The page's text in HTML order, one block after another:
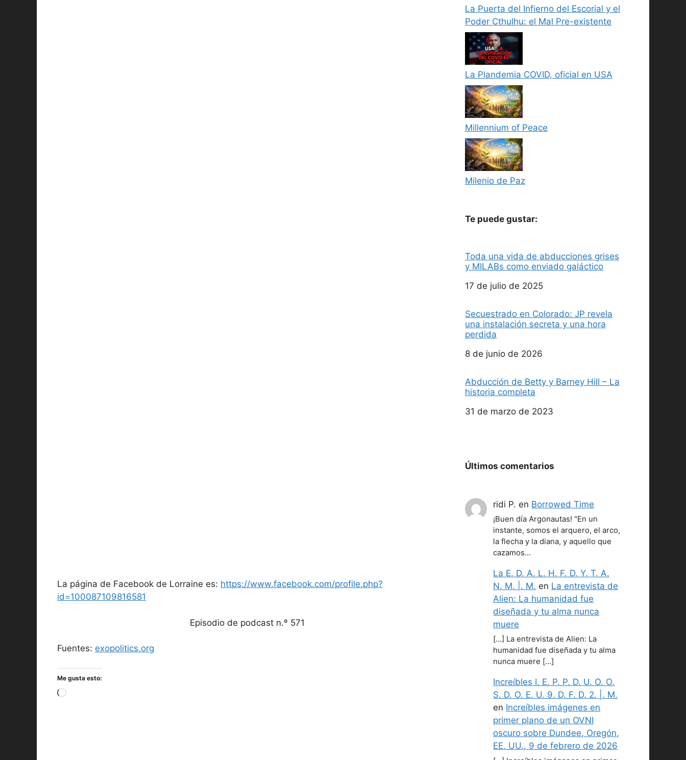
La página de Facebook de Lorraine es: https://www.facebook.com/profile.php?
id=100087109816581
Episodio de podcast n.º 571
Fuentes: exopolitics.org
Me gusta esto:
Cargando...
La Puerta del Infierno del Escorial y el
Poder Cthulhu: el Mal Pre-existente
La Plandemia COVID, oficial en USA
Millennium of Peace
Milenio de Paz
Te puede gustar:
Toda una vida de abducciones grises
y MILABs como enviado galáctico
Fecha
17 de julio de 2025
Secuestrado en Colorado: JP revela
una instalación secreta y una hora
perdida
Fecha
8 de junio de 2026
Abducción de Betty y Barney Hill – La
historia completa
Fecha
31 de marzo de 2023
Últimos comentarios
ridi P. en Borrowed Time
¡Buen día Argonautas! "En un
instante, somos el arquero, el arco,
la flecha y la diana, y aquello que
cazamos…
La E. D. A. L. H. F. D. Y. T. A.
N. M. |. M. en La entrevista de
Alien: La humanidad fue
diseñada y tu alma nunca
muere
[…] La entrevista de Alien: La
humanidad fue diseñada y tu alma
nunca muere […]
Increíbles I. E. P. P. D. U. O. O.
S. D. O. E. U. 9. D. F. D. 2. |. M.
en Increíbles imágenes en
primer plano de un OVNI
oscuro sobre Dundee, Oregón,
EE. UU., 9 de febrero de 2026